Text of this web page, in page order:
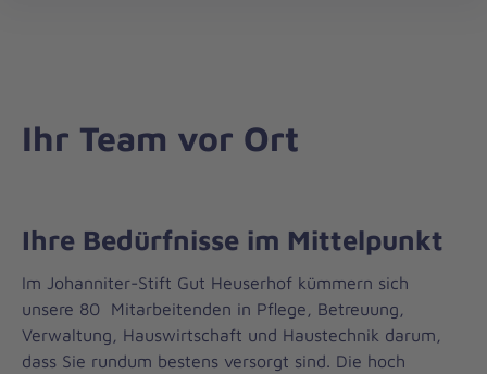
Ihr Team vor Ort
Ihre Bedürfnisse im Mittelpunkt
Im Johanniter-Stift Gut Heuserhof kümmern sich
unsere 80 Mitarbeitenden in Pflege, Betreuung,
Verwaltung, Hauswirtschaft und Haustechnik darum,
dass Sie rundum bestens versorgt sind. Die hoch